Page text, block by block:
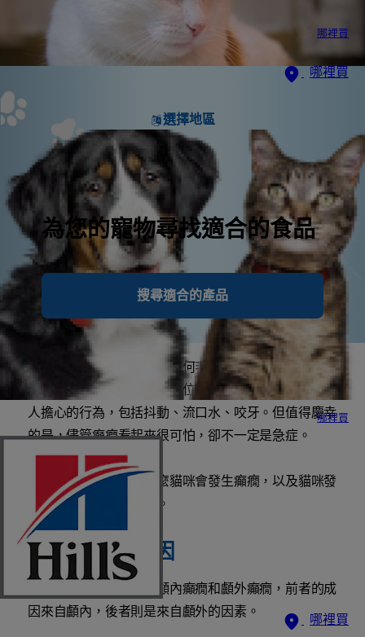
哪裡買
哪裡買
選擇地區
為您的寵物尋找適合的食品
搜尋適合的產品
哪裡買
哪裡買
看到貓咪癲癇發作，相信任何毛孩家長都會覺得很可
怕。癲癇是由腦中異常的電位活動所引起，可能出現令
人擔心的行為，包括抖動、流口水、咬牙。但值得慶幸
的是，儘管癲癇看起來很可怕，卻不一定是急症。
請繼續閱讀，瞭解為什麼貓咪會發生癲癇，以及貓咪發
生癲癇時你需要做什麼。
貓咪癲癇的原因
貓咪癲癇可分成兩類：顱內癲癇和顱外癲癇，前者的成
因來自顱內，後者則是來自顱外的因素。